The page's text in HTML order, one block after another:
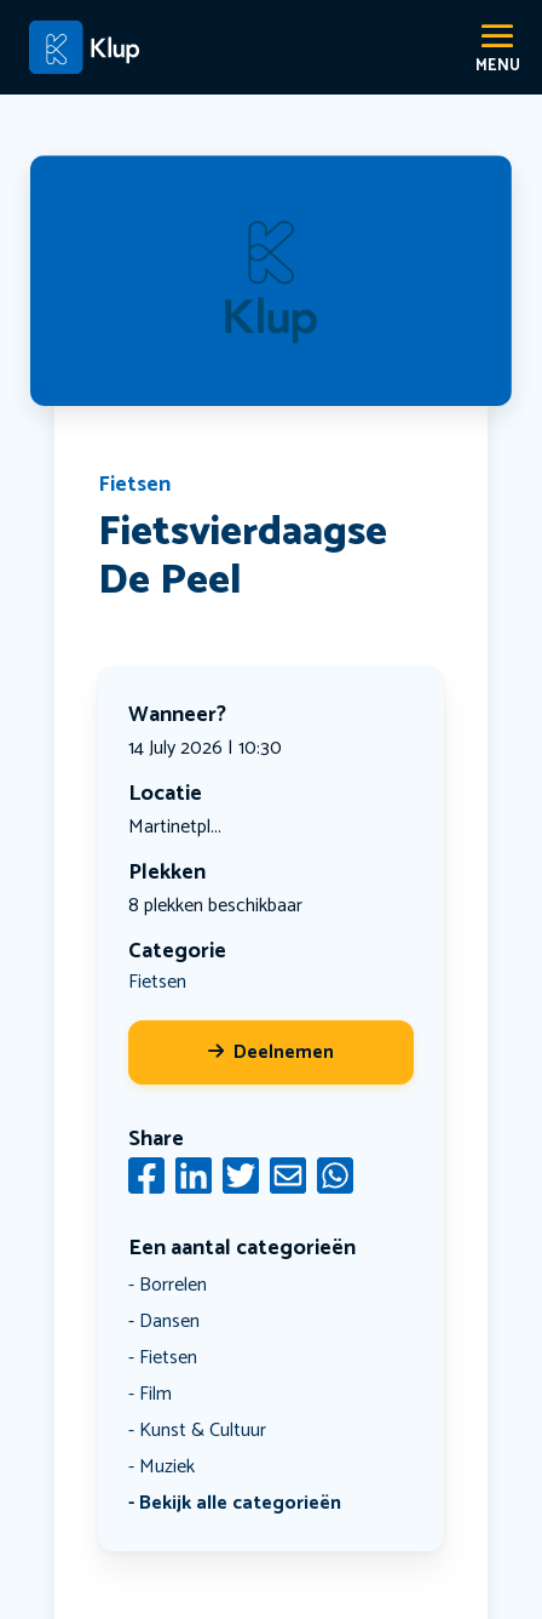
Fietsen
Fietsvierdaagse
De Peel
Wanneer?
14 July 2026 | 10:30
Locatie
Martinetpl...
Plekken
8 plekken beschikbaar
Categorie
Fietsen
Deelnemen
Share
Een aantal categorieën
Borrelen
Dansen
Fietsen
Film
Kunst & Cultuur
Muziek
Bekijk alle categorieën